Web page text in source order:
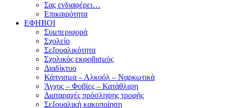
Σας ενδιαφέρει…
Επικαιρότητα
ΕΦΗΒΟΙ
Συμπεριφορά
Σχολείο
Σεξουαλικότητα
Σχολικός εκφοβισμός
Διαδίκτυο
Κάπνισμα – Αλκοόλ – Ναρκωτικά
Άγχος – Φοβίες – Κατάθλιψη
Διαταραχές πρόσληψης τροφής
Σεξουαλική κακοποίηση